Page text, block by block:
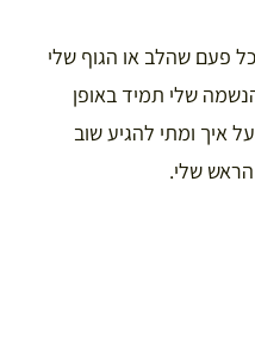
פעם שהלב או הגוף שלי
שלי תמיד באופן
איך ומתי להגיע שוב
שלי.